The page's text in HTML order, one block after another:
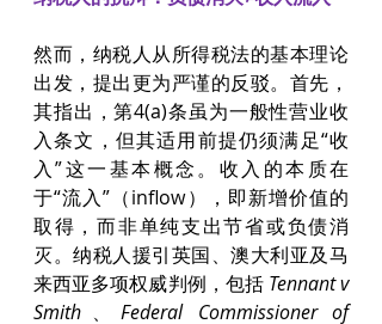
然而，纳税人从所得税法的基本理论
出发，提出更为严谨的反驳。首先，
其指出，第4(a)条虽为一般性营业收
入条文，但其适用前提仍须满足“收
入”这一基本概念。收入的本质在
于“流入”（inflow），即新增价值的
取得，而非单纯支出节省或负债消
灭。纳税人援引英国、澳大利亚及马
来西亚多项权威判例，包括 Tennant v
Smith 、 Federal Commissioner of